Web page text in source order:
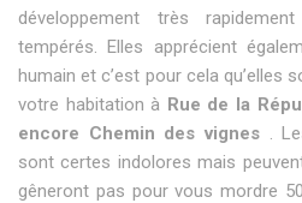
développement très
tempérés. Elles apprécient
humain et c’est pour cela qu’elles
votre habitation à Rue de la
encore Chemin des vignes .
sont certes indolores mais
gêneront pas pour vous mordre